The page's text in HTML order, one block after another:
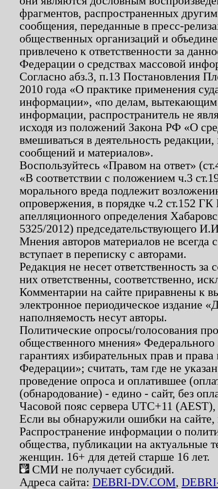
фрагментов, распространенных
сообщения, переданные в пресс-
общественных организаций и
привлечено к ответственности за
Федерации о средствах массовой
Согласно абз.3, п.13 Постановления
2010 года «О практике применения
информации», «по делам, вытекающим
информации, распространитель не
исходя из положений Закона РФ «О
вмешиваться в деятельность
сообщений и материалов».
Воспользуйтесь «Правом на ответ»
«В соответствии с положением ч.3
морального вреда подлежит
опровержения, в порядке ч.2 ст.152
апелляционного определения
5325/2012) председательствующего
Мнения авторов материалов не
вступает в переписку с авторами.
Редакция не несет ответственность
них ответственны, соответственно,
Комментарии на сайте приравнены к
электронное периодическое издание
наполняемость несут авторы.
Политические опросы/голосования
общественного мнения»
гарантиях избирательных прав и
Федерации»; считать, там где не
проведение опроса и оплатившее
(обнародование) - едино - сайт, без
Часовой пояс сервера UTC+11
Если вы обнаружили ошибки на
Распространение информации о
общества, публикации на актуальные
женщин. 16+ для детей старше 16 лет.
СМИ не получает субсидий.
Адреса сайта: DEBRI-DV.COM,